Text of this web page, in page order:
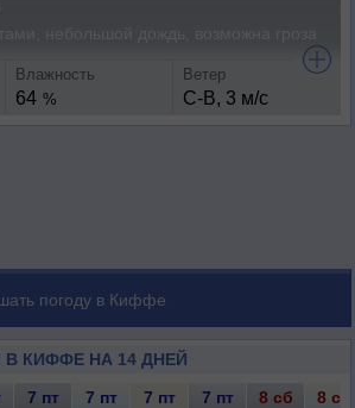
Влажность
64 %
Ветер
С-В, 3 м/с
погоду в Киффе
КИФФЕ НА 14 ДНЕЙ
7 пт 7 пт 7 пт 7 пт 8 сб 8 сб